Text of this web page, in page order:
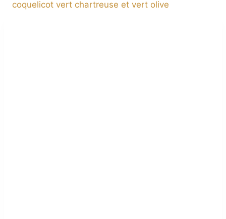
coquelicot vert chartreuse et vert olive